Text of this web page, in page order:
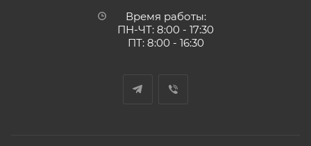
Время работы:
ПН-ЧТ: 8:00 - 17:30
ПТ: 8:00 - 16:30